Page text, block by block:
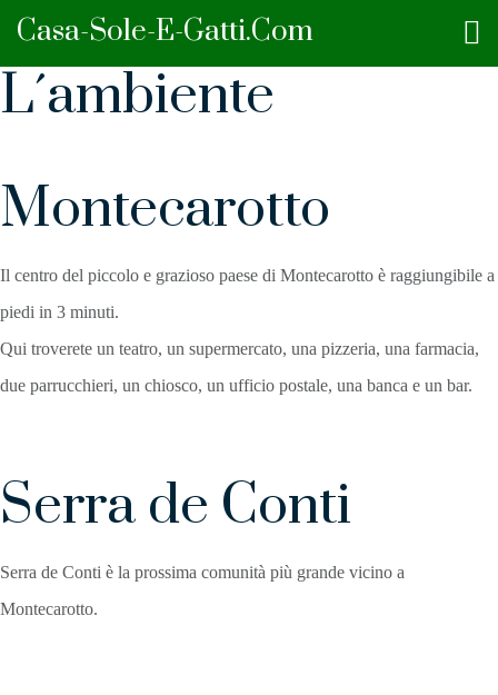
Casa-Sole-E-Gatti.com
L´ambiente
Montecarotto
Il centro del piccolo e grazioso paese di Montecarotto è raggiungibile a
piedi in 3 minuti.
Qui troverete un teatro, un supermercato, una pizzeria, una farmacia,
due parrucchieri, un chiosco, un ufficio postale, una banca e un bar.
Serra de Conti
Serra de Conti è la prossima comunità più grande vicino a
Montecarotto.